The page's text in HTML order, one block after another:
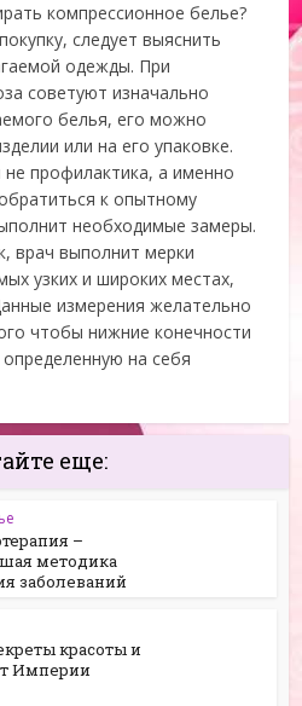
компрессионное белье?
следует выяснить
одежды. При
советуют изначально
белья, его можно
или на его упаковке.
профилактика, а именно
к опытному
необходимые замеры.
врач выполнит мерки
узких и широких местах,
измерения желательно
чтобы нижние конечности
на себя
еще:
–
методика
заболеваний
красоты и
Империи